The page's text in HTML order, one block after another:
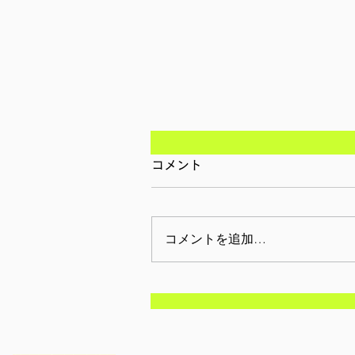
【参加者募集/東京】2月28
コメント
コメントを追加…